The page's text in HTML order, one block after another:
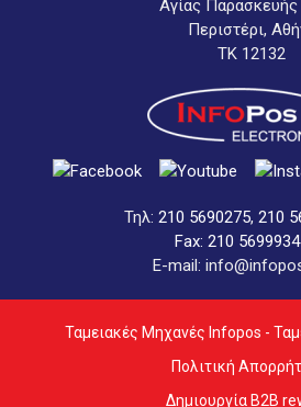
Αγίας
Περιστέρι,
ΤΚ 12132
Τηλ:210 5690275,210
Fax: 210 5699934
E-mail:
Ταμειακές Μηχανές Infopos -
Πολιτική
Δημιουργία B2B